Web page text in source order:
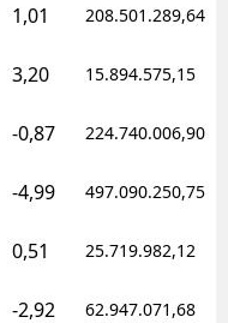
1,01 208.501.289,64
3,20 15.894.575,15
-0,87 224.740.006,90
-4,99 497.090.250,75
0,51 25.719.982,12
-2,92 62.947.071,68